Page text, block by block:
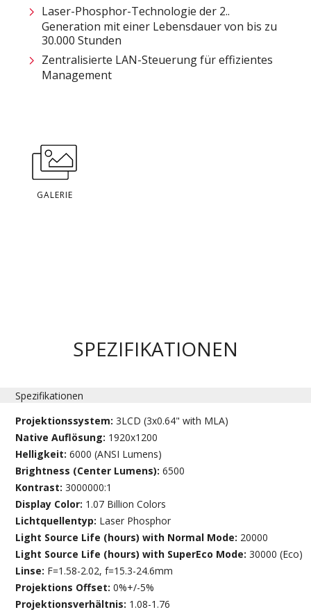
Laser-Phosphor-Technologie der 2..
Generation mit einer Lebensdauer von bis zu
30.000 Stunden
Zentralisierte LAN-Steuerung für effizientes
Management
GALERIE
SPEZIFIKATIONEN
Spezifikationen
Projektionssystem:3LCD (3x0.64" with MLA)
Native Auflösung: 1920x1200
Helligkeit:6000 (ANSI Lumens)
Brightness (Center Lumens):6500
Kontrast:3000000:1
Display Color: 1.07 Billion Colors
Lichtquellentyp: Laser Phosphor
Light Source Life (hours) with Normal Mode: 20000
Light Source Life (hours) with SuperEco Mode:30000 (Eco)
Linse: F=1.58-2.02, f=15.3-24.6mm
Projektions Offset:0%+/-5%
Projektionsverhältnis: 1.08-1.76